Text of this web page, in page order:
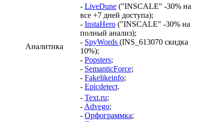
Аналитика
- LiveDune ("INSCALE" -30% на
все +7 дней доступа);
- InstaHero ("INSCALE" -30% на
полный анализ);
- SpyWords (INS_613070 скидка
10%);
- Popsters;
- SemanticForce;
- Fakelikeinfo;
- Epicdetect.
- Text.ru;
- Advego;
- Орфограммка;